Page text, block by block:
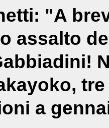
"A
assalto
tre
a